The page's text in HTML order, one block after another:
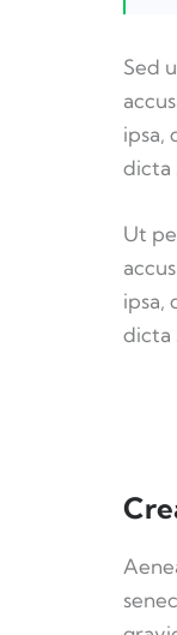
Sed
ipsa,
dicta
Ut
ipsa,
dicta